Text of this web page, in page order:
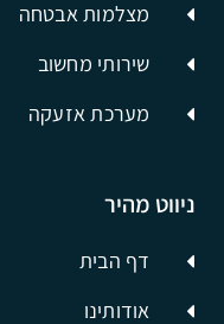
ניווט מהיר
דף הבית
אודותינו
מצלמות אבטחה
שירותי מחשוב
מערכת אזעקה